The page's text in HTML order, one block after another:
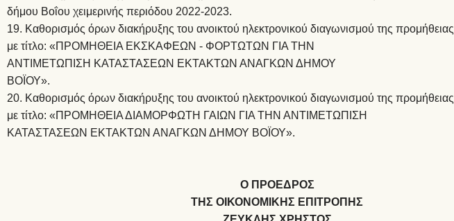
δήμου Βοΐου χειμερινής περιόδου 2022-2023.
19. Καθορισμός όρων διακήρυξης του ανοικτού ηλεκτρονικού διαγωνισμού της προμήθειας
με τίτλο: «ΠΡΟΜΗΘΕΙΑ ΕΚΣΚΑΦΕΩΝ - ΦΟΡΤΩΤΩΝ ΓΙΑ ΤΗΝ
ΑΝΤΙΜΕΤΩΠΙΣΗ ΚΑΤΑΣΤΑΣΕΩΝ ΕΚΤΑΚΤΩΝ ΑΝΑΓΚΩΝ ΔΗΜΟΥ
ΒΟΪΟΥ».
20. Καθορισμός όρων διακήρυξης του ανοικτού ηλεκτρονικού διαγωνισμού της προμήθειας
με τίτλο: «ΠΡΟΜΗΘΕΙΑ ΔΙΑΜΟΡΦΩΤΗ ΓΑΙΩΝ ΓΙΑ ΤΗΝ ΑΝΤΙΜΕΤΩΠΙΣΗ
ΚΑΤΑΣΤΑΣΕΩΝ ΕΚΤΑΚΤΩΝ ΑΝΑΓΚΩΝ ΔΗΜΟΥ ΒΟΪΟΥ».
Ο ΠΡΟΕΔΡΟΣ
ΤΗΣ ΟΙΚΟΝΟΜΙΚΗΣ ΕΠΙΤΡΟΠΗΣ